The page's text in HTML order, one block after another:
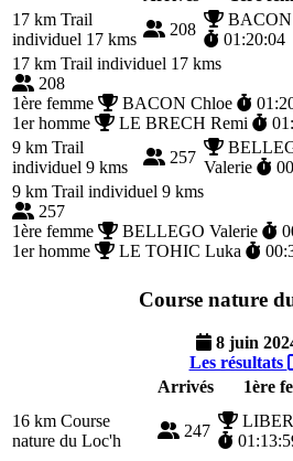
17 km Trail
individuel 17 kms
208
BACON
01:20:04
17 km Trail individuel 17 kms
208
1ère femme
BACON Chloe
1er homme
LE BRECH Remi
9 km Trail
individuel 9 kms
257
Valerie
9 km Trail individuel 9 kms
257
1ère femme
BELLEGO Valerie
1er homme
LE TOHIC Luka
Course nature
8 juin
Les résultats
Arrivés
1ère
16 km Course
nature du Loc'h
247